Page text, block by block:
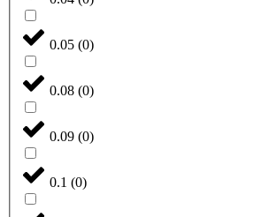
0.05 (0)
0.08 (0)
0.09 (0)
0.1 (0)